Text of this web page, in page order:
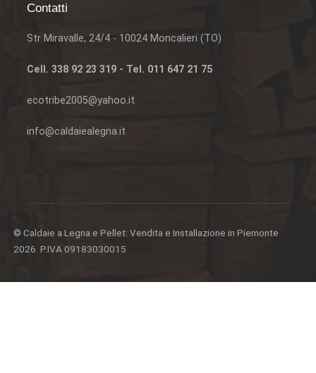
Contatti
Str Miravalle, 24/4 - 10024 Moncalieri (TO)
Cell. 338 92 23 319 - Tel. 011 647 21 75
ecotribe2005@yahoo.it
info@caldaiealegna.it
© Caldaie a Legna e Pellet: Vendita e Installazione in Piemonte
2026. P.IVA 09183030015